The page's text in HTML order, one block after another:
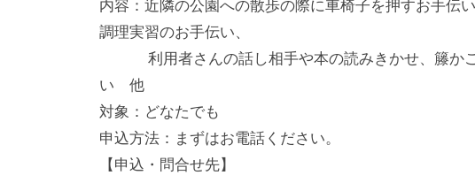
活
援
や
、
内容：近隣の公園への散歩の際に車椅子を押すお手伝
調理実習のお手伝い、
利用者さんの話し相手や本の読みきかせ、籐かご
い 他
対象：どなたでも
申込方法：まずはお電話ください。
【申込・問合せ先】